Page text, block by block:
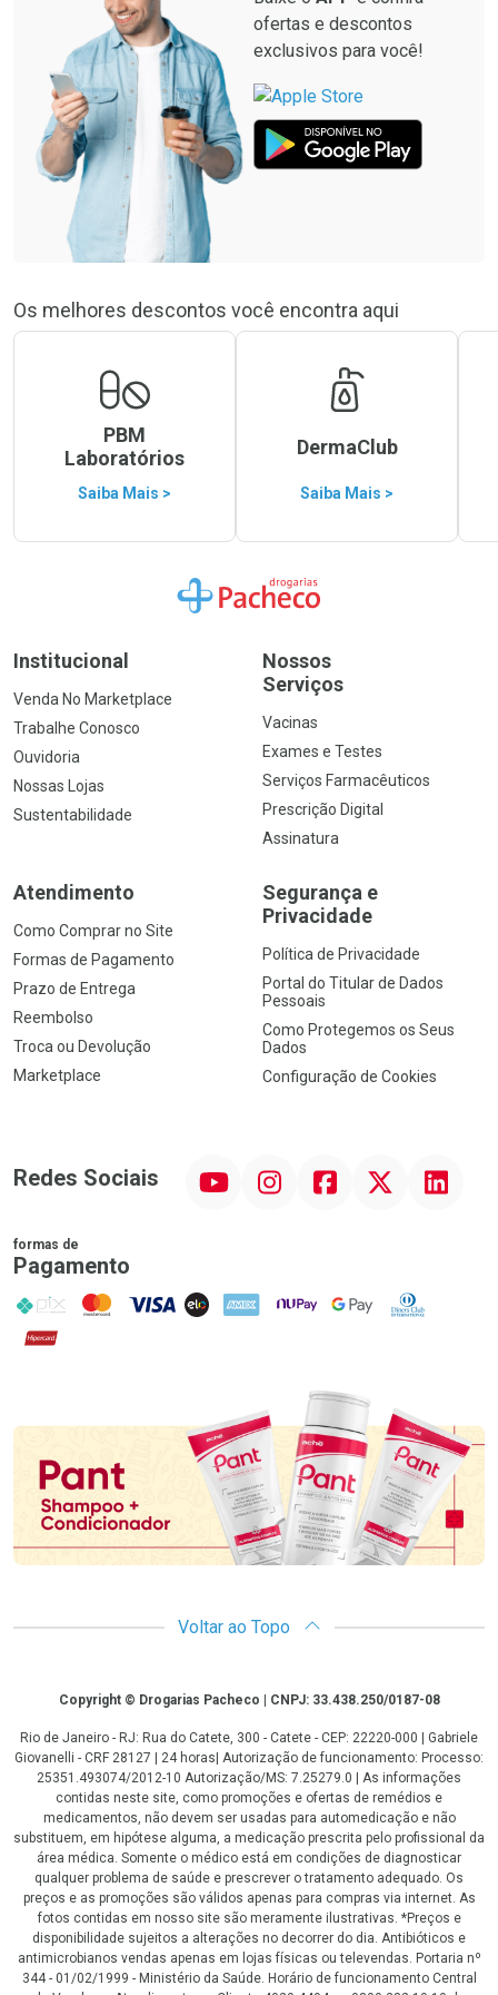
ofertas e descontos
exclusivos para você!
Os melhores descontos você encontra aqui
PBM
Laboratórios
Saiba Mais >
DermaClub
Saiba Mais >
Ir para a Home
Institucional
Venda No Marketplace
Trabalhe Conosco
Ouvidoria
Nossas Lojas
Sustentabilidade
Nossos
Serviços
Vacinas
Exames e Testes
Serviços Farmacêuticos
Prescrição Digital
Assinatura
Atendimento
Como Comprar no Site
Formas de Pagamento
Prazo de Entrega
Reembolso
Troca ou Devolução
Marketplace
Segurança e
Privacidade
Política de Privacidade
Portal do Titular de Dados
Pessoais
Como Protegemos os Seus
Dados
Configuração de Cookies
Redes Sociais InstagramFacebook Linkedin
formas de
Pagamento
PIX MasterCard
VISA ELO AMEX NuPay Google PayDiners Club
Hipercard
Promoção em Destaque
Voltar ao Topo
CopyrightCopyright © Drogarias Pacheco | CNPJ: 33.438.250/0187-08
Rio de Janeiro - RJ: Rua do Catete, 300 - Catete - CEP: 22220-000 | Gabriele
Giovanelli - CRF 28127 | 24 horas| Autorização de funcionamento: Processo:
25351.493074/2012-10 Autorização/MS: 7.25279.0 | As informações
contidas neste site, como promoções e ofertas de remédios e
medicamentos, não devem ser usadas para automedicação e não
substituem, em hipótese alguma, a medicação prescrita pelo profissional da
área médica. Somente o médico está em condições de diagnosticar
qualquer problema de saúde e prescrever o tratamento adequado. Os
preços e as promoções são válidos apenas para compras via internet. As
fotos contidas em nosso site são meramente ilustrativas. *Preços e
disponibilidade sujeitos a alterações no decorrer do dia. Antibióticos e
antimicrobianos vendas apenas em lojas físicas ou televendas. Portaria nº
344 - 01/02/1999 - Ministério da Saúde. Horário de funcionamento Central